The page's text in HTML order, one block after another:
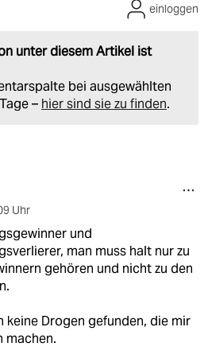
unter diesem Artikel ist
bei ausgewählten
– hier sind sie zu finden.
einloggen
Uhr
und
man muss halt nur zu
gehören und nicht zu den
keine Drogen gefunden, die mir
machen.